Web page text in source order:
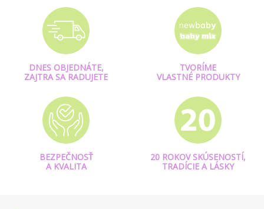
DNES OBJEDNÁTE,
ZAJTRA SA RADUJETE
TVORÍME
VLASTNÉ PRODUKTY
BEZPEČNOSŤ
A KVALITA
20 ROKOV SKÚSENOSTÍ,
TRADÍCIE A LÁSKY